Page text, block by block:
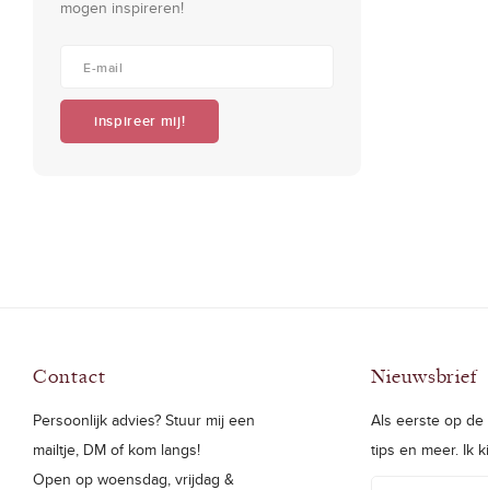
mogen inspireren!
inspireer mij!
Contact
Persoonlijk advies? Stuur mij een
mailtje, DM of kom langs!
Open op woensdag, vrijdag &
Nieuwsbrief
Als eerste op
tips en meer. Ik